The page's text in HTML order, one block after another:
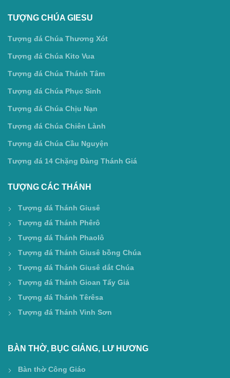
TƯỢNG CHÚA GIESU
Tượng đá Chúa Thương Xót
Tượng đá Chúa Kito Vua
Tượng đá Chúa Thánh Tâm
Tượng đá Chúa Phục Sinh
Tượng đá Chúa Chịu Nạn
Tượng đá Chúa Chiên Lành
Tượng đá Chúa Cầu Nguyện
Tượng đá 14 Chặng Đàng Thánh Giá
TƯỢNG CÁC THÁNH
Tượng đá Thánh Giusê
Tượng đá Thánh Phêrô
Tượng đá Thánh Phaolô
Tượng đá Thánh Giusê bồng Chúa
Tượng đá Thánh Giusê dắt Chúa
Tượng đá Thánh Gioan Tẩy Giả
Tượng đá Thánh Têrêsa
Tượng đá Thánh Vinh Sơn
BÀN THỜ, BỤC GIẢNG, LƯ HƯƠNG
Bàn thờ Công Giáo